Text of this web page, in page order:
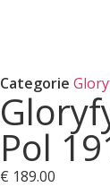
Categorie
Pol
€ 189.00